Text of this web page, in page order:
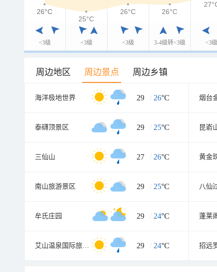
<3级 <3级 <3级 3-4级转<3级 <3级
26°C
26°C
25°C
26°C 26°C
周边地区 周边景点 周边乡镇
海洋极地世界 29 / 26°C
泰礴顶景区 29 / 25°C
三仙山 27 / 26°C 黄金
南山旅游景区 29 / 25°C
牟氏庄园 29 / 24°C 蓬莱
艾山温泉国际旅游度假村 29 / 24°C